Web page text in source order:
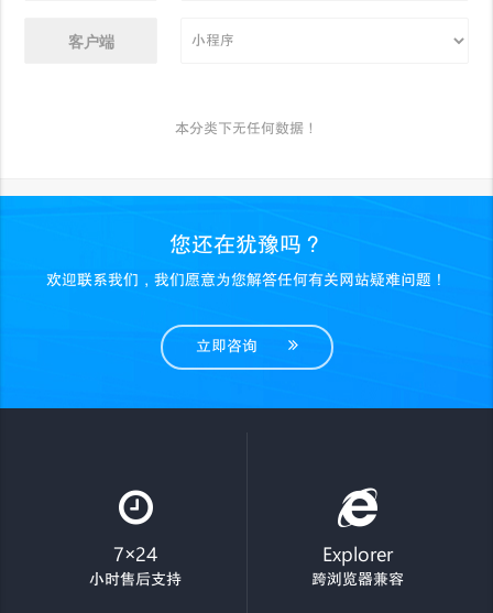
客户端
本分类下无任何数据！
您还在犹豫吗？
欢迎联系我们，我们愿意为您解答任何有关网站疑难问题！
立即咨询
7×24
小时售后支持
Explorer
跨浏览器兼容